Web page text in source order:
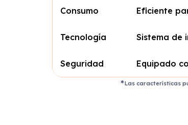
Consumo Eficiente
Tecnología Sistema de
Seguridad Equipado
Las características